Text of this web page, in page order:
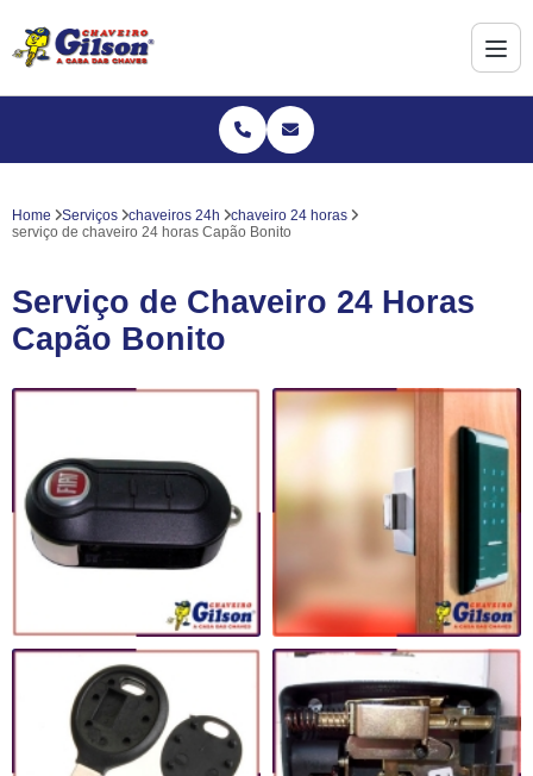
Home Serviços chaveiros 24h
chaveiro 24 horas
serviço de chaveiro 24 horas Capão Bonito
Serviço de Chaveiro 24 Horas
Capão Bonito